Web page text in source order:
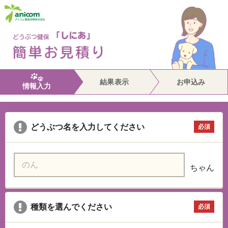
情報入力 結果表示 お申込み
どうぶつ名を入力してください 必須
ちゃん
種類を選んでください 必須